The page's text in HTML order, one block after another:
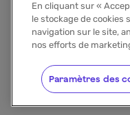
En cliquant sur «
le stockage de cookies
navigation sur le site,
nos efforts de
Paramètres des